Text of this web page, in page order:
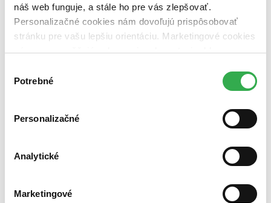
náš web funguje, a stále ho pre vás zlepšovať.
Personalizačné cookies nám dovoľujú prispôsobovať
stránku pre vašu lepšiu orientáciu. Marketingové cookies
nám zas umožňujú zobrazenie relevantnej reklamy.
nám pomohlo, keby sme mohli používať všetky tieto
súhlasu
Potrebné
Personalizačné
Analytické
Marketingové
čítaná - výborný stav (0 titulov)čítaná - výborný stav
čítaná - mierne opotrebovaná (0 titulov)čítaná - mierne
čítané verzie vypredaných kníh (0 titulov)čítané verzie
vypredaných kníh
Bestsellery
Najdrahšie